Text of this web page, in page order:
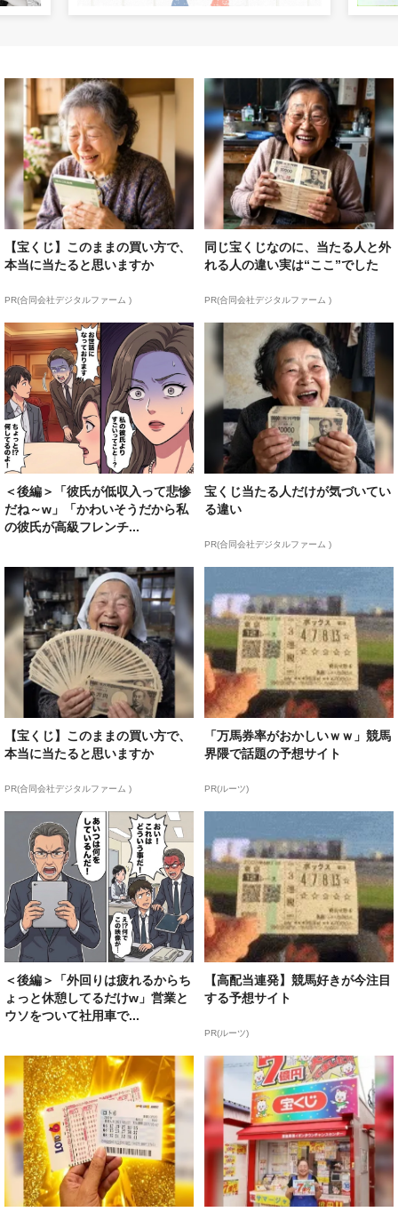
【宝くじ】このままの買い方で、
本当に当たると思いますか
PR(合同会社デジタルファーム )
同じ宝くじなのに、当たる人と外
れる人の違い実は“ここ”でした
PR(合同会社デジタルファーム )
＜後編＞「彼氏が低収入って悲惨
だね～w」「かわいそうだから私
の彼氏が高級フレンチ...
宝くじ当たる人だけが気づいてい
る違い
PR(合同会社デジタルファーム )
【宝くじ】このままの買い方で、
本当に当たると思いますか
PR(合同会社デジタルファーム )
「万馬券率がおかしいｗｗ」競馬
界隈で話題の予想サイト
PR(ルーツ)
＜後編＞「外回りは疲れるからち
ょっと休憩してるだけw」営業と
ウソをついて社用車で...
【高配当連発】競馬好きが今注目
する予想サイト
PR(ルーツ)